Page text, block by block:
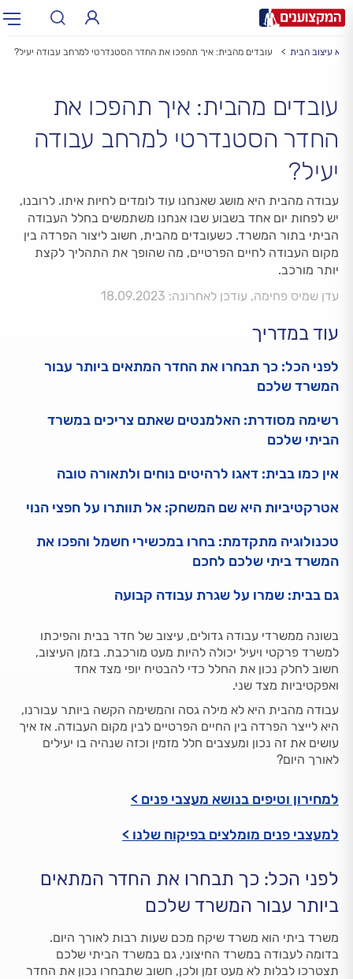
עיר: תל אביב, חיפה…
עיצוב הבית עובדים מהבית: איך תהפכו את החדר הסטנדרטי למרחב עבודה יעיל?
עובדים מהבית: איך תהפכו את
החדר הסטנדרטי למרחב עבודה
יעיל?
עבודה מהבית היא מושג שאנחנו עוד לומדים לחיות איתו. לרובנו,
יש לפחות יום אחד בשבוע שבו אנחנו משתמשים בחלל העבודה
הביתי בתור המשרד. כשעובדים מהבית, חשוב ליצור הפרדה בין
מקום העבודה לחיים הפרטיים, מה שהופך את התהליך לקצת
יותר מורכב.
עדן שמיס פחימה, עודכן לאחרונה: 18.09.2023
עוד במדריך
לפני הכל: כך תבחרו את החדר המתאים ביותר עבור
המשרד שלכם
רשימה מסודרת: האלמנטים שאתם צריכים במשרד
הביתי שלכם
אין כמו בבית: דאגו לרהיטים נוחים ולתאורה טובה
אטרקטיביות היא שם המשחק: אל תוותרו על חפצי הנוי
טכנולוגיה מתקדמת: בחרו במכשירי חשמל והפכו את
המשרד ביתי שלכם לחכם
גם בבית: שמרו על שגרת עבודה קבועה
בשונה ממשרדי עבודה גדולים, עיצוב של חדר בבית והפיכתו
למשרד פרקטי ויעיל יכולה להיות מעט מורכבת. בזמן העיצוב,
חשוב לחלק נכון את החלל כדי להבטיח יופי מצד אחד
ואפקטיביות מצד שני.
עבודה מהבית היא לא מילה גסה והמשימה הקשה ביותר עבורנו,
היא לייצר הפרדה בין החיים הפרטיים לבין מקום העבודה. אז איך
עושים את זה נכון ומעצבים חלל מזמין וכזה שנהיה בו יעילים
לאורך היום?
למחירון וטיפים בנושא מעצבי פנים >
למעצבי פנים מומלצים בפיקוח שלנו >
לפני הכל: כך תבחרו את החדר המתאים
ביותר עבור המשרד שלכם
משרד ביתי הוא משרד שיקח מכם שעות רבות לאורך היום.
בדומה לעבודה במשרד החיצוני, גם במשרד הביתי שלכם
תצטרכו לבלות לא מעט זמן ולכן, חשוב שתבחרו נכון את החדר